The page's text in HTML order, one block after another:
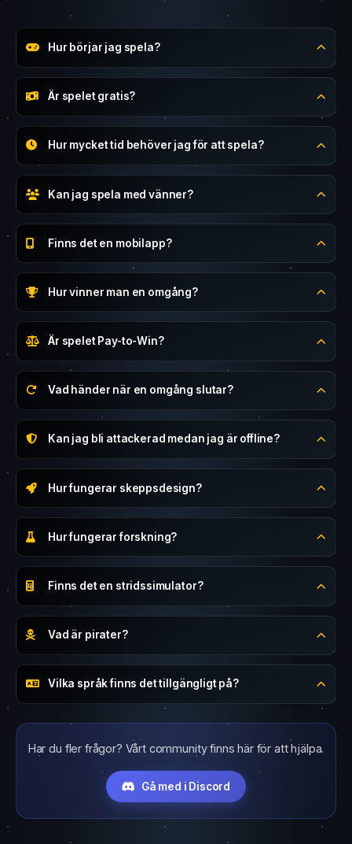
Vanliga frågor
Hur börjar jag spela?
Är spelet gratis?
Hur mycket tid behöver jag för att spela?
Kan jag spela med vänner?
Finns det en mobilapp?
Hur vinner man en omgång?
Är spelet Pay-to-Win?
Vad händer när en omgång slutar?
Kan jag bli attackerad medan jag är offline?
Hur fungerar skeppsdesign?
Hur fungerar forskning?
Finns det en stridssimulator?
Vad är pirater?
Har du fler frågor? Vårt community finns här för att hjälpa.